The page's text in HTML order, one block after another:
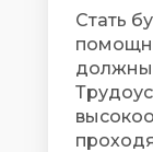
Стать